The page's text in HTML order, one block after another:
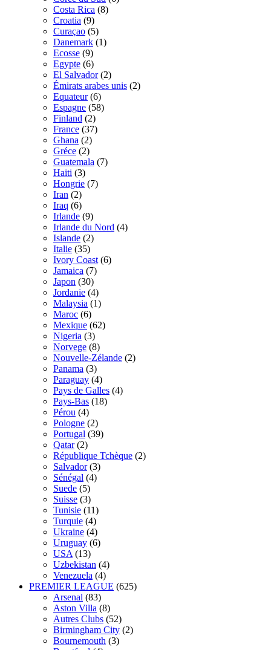
Costa Rica (8)
Croatia (9)
Curaçao (5)
Danemark (1)
Ecosse (9)
Egypte (6)
El Salvador (2)
Émirats arabes unis (2)
Equateur (6)
Espagne (58)
Finland (2)
France (37)
Ghana (2)
Gréce (2)
Guatemala (7)
Haiti (3)
Hongrie (7)
Iran (2)
Iraq (6)
Irlande (9)
Irlande du Nord (4)
Islande (2)
Italie (35)
Ivory Coast (6)
Jamaica (7)
Japon (30)
Jordanie (4)
Malaysia (1)
Maroc (6)
Mexique (62)
Nigeria (3)
Norvege (8)
Nouvelle-Zélande (2)
Panama (3)
Paraguay (4)
Pays de Galles (4)
Pays-Bas (18)
Pérou (4)
Pologne (2)
Portugal (39)
Qatar (2)
République Tchèque (2)
Salvador (3)
Sénégal (4)
Suede (5)
Suisse (3)
Tunisie (11)
Turquie (4)
Ukraine (4)
Uruguay (6)
USA (13)
Uzbekistan (4)
Venezuela (4)
PREMIER LEAGUE (625)
Arsenal (83)
Aston Villa (8)
Autres Clubs (52)
Birmingham City (2)
Bournemouth (3)